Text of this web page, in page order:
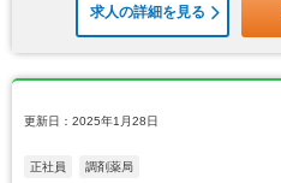
求人の詳細を見る
更新日：2025年1月28日
正社員 調剤薬局